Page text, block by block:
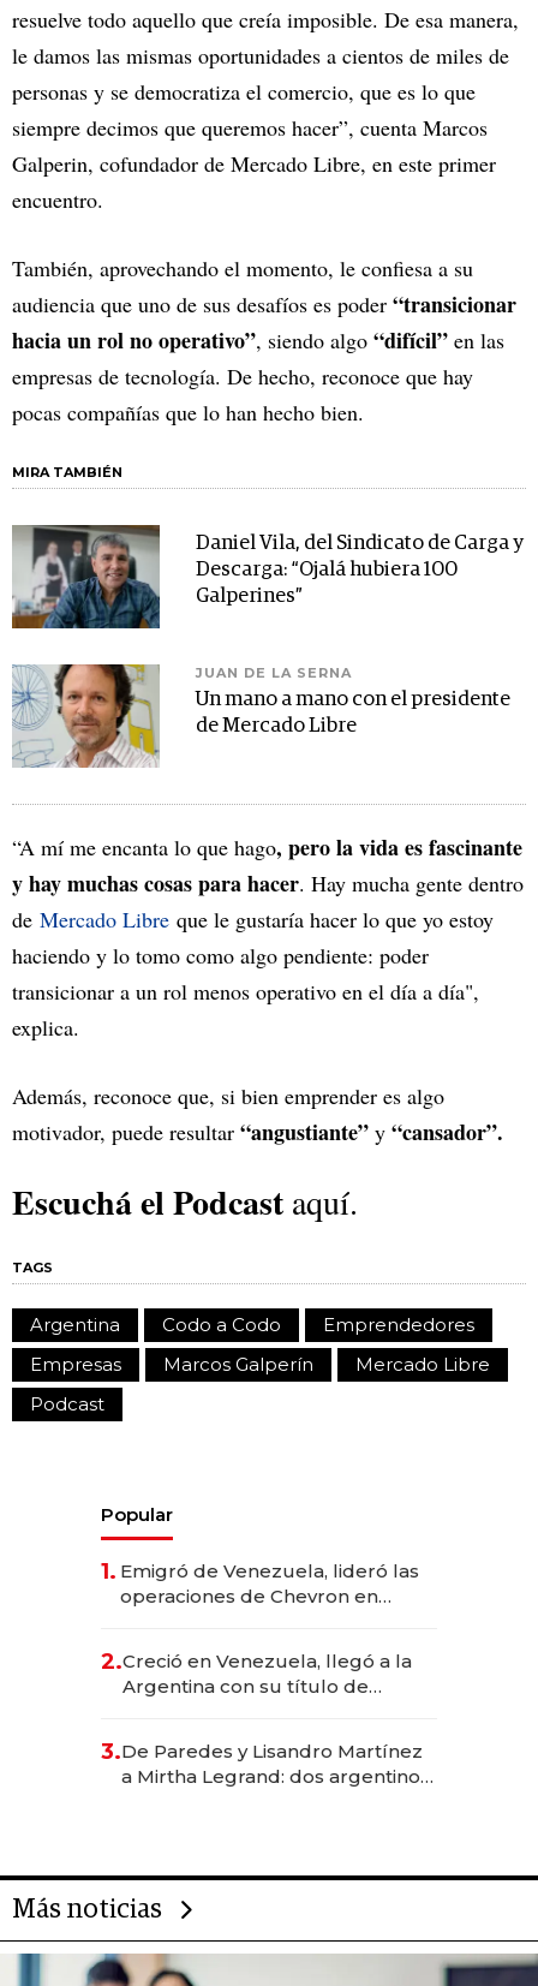
resuelve todo aquello que creía imposible. De esa manera,
le damos las mismas oportunidades a cientos de miles de
personas y se democratiza el comercio, que es lo que
siempre decimos que queremos hacer”, cuenta Marcos
Galperin, cofundador de Mercado Libre, en este primer
encuentro.
También, aprovechando el momento, le confiesa a su
audiencia que uno de sus desafíos es poder “transicionar
hacia un rol no operativo”, siendo algo “difícil” en las
empresas de tecnología. De hecho, reconoce que hay
pocas compañías que lo han hecho bien.
MIRA TAMBIÉN
Daniel Vila, del Sindicato de Carga y
Descarga: “Ojalá hubiera 100
Galperines”
JUAN DE LA SERNA
Un mano a mano con el presidente
de Mercado Libre
“A mí me encanta lo que hago, pero la vida es fascinante
y hay muchas cosas para hacer. Hay mucha gente dentro
de Mercado Libre que le gustaría hacer lo que yo estoy
haciendo y lo tomo como algo pendiente: poder
transicionar a un rol menos operativo en el día a día",
explica.
Además, reconoce que, si bien emprender es algo
motivador, puede resultar “angustiante” y “cansador”.
Escuchá el Podcast aquí.
TAGS
Argentina Codo a Codo
Emprendedores
Empresas
Marcos Galperín
Mercado Libre
Podcast
Popular
1. Emigró de Venezuela, lideró las
operaciones de Chevron en
2.Creció en Venezuela, llegó a la
Argentina con su título de
las marcas "fast premium"
3.De Paredes y Lisandro Martínez
a Mirtha Legrand: dos argentinos
Más noticias